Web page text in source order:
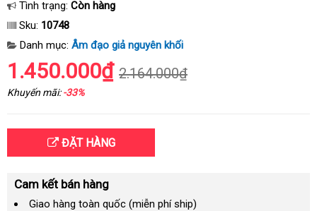
Tình trạng: Còn hàng
Sku: 10748
Danh mục: Âm đạo giả nguyên khối
1.450.000₫ 2.164.000₫
Khuyến mãi:-33%
ĐẶT HÀNG
Cam kết bán hàng
Giao hàng toàn quốc (miễn phí ship)